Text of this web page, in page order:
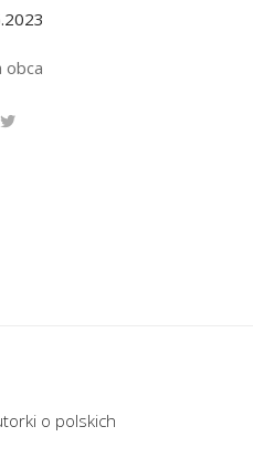
obca
o polskich